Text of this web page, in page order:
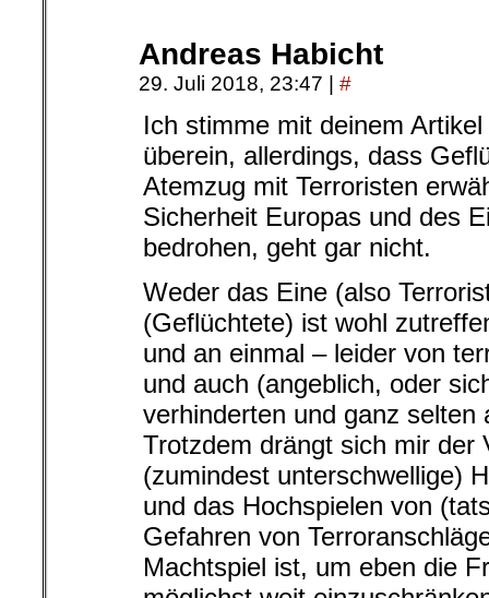
Andreas Habicht
29. Juli 2018, 23:47 #
Ich stimme mit deinem
überein, allerdings, dass
Atemzug mit Terroristen
Sicherheit Europas und des
bedrohen, geht gar nicht.
Weder das Eine (also
(Geflüchtete) ist wohl
und an einmal – leider von
und auch (angeblich, oder
verhinderten und ganz
Trotzdem drängt sich mir der
(zumindest unterschwellige)
und das Hochspielen von
Gefahren von
Machtspiel ist, um eben die